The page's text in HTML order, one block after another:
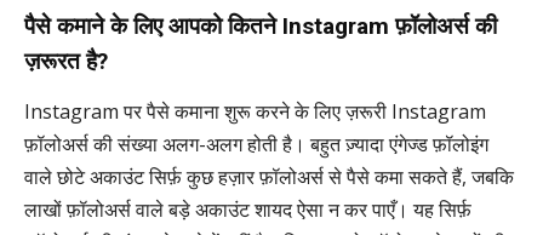
पैसे कमाने के लिए आपको कितने Instagram फ़ॉलोअर्स की
ज़रूरत है?
Instagram पर पैसे कमाना शुरू करने के लिए ज़रूरी Instagram
फ़ॉलोअर्स की संख्या अलग-अलग होती है। बहुत ज़्यादा एंगेज्ड फ़ॉलोइंग
वाले छोटे अकाउंट सिर्फ़ कुछ हज़ार फ़ॉलोअर्स से पैसे कमा सकते हैं, जबकि
लाखों फ़ॉलोअर्स वाले बड़े अकाउंट शायद ऐसा न कर पाएँ। यह सिर्फ़